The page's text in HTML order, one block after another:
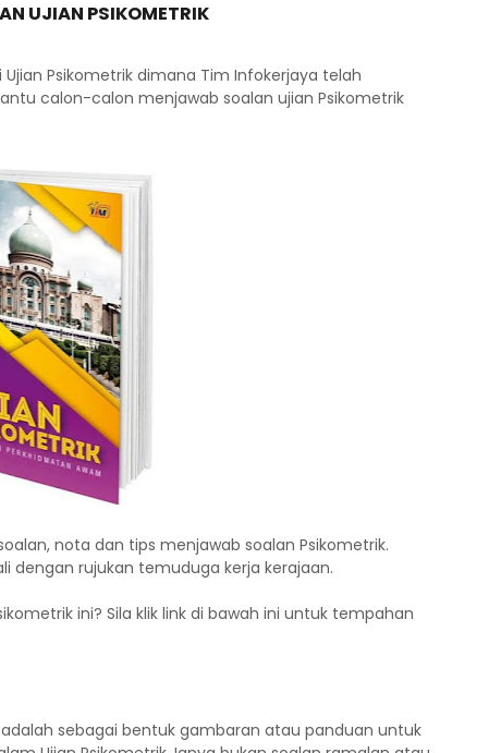
UJIAN PSIKOMETRIK
Psikometrik dimana Tim Infokerjaya telah
calon-calon menjawab soalan ujian Psikometrik
nota dan tips menjawab soalan Psikometrik.
dengan rujukan temuduga kerja kerajaan.
ini? Sila klik link di bawah ini untuk tempahan
sebagai bentuk gambaran atau panduan untuk